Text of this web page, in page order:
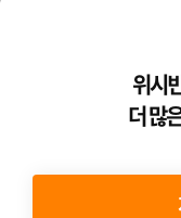
Venture Enterprise위시
더 많